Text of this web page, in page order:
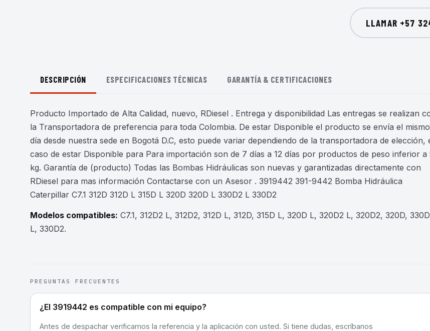
LLAMAR +57
DESCRIPCIÓN ESPECIFICACIONES TÉCNICAS GARANTÍA & CERTIFICACIONES
Producto Importado de Alta Calidad, nuevo, RDiesel . Entrega y disponibilidad Las entregas se realizan
la Transportadora de preferencia para toda Colombia. De estar Disponible el producto se envía el mismo
día desde nuestra sede en Bogotá D.C, esto puede variar dependiendo de la transportadora de elección,
caso de estar Disponible para Para importación son de 7 días a 12 días por productos de peso inferior a
kg. Garantía de (producto) Todas las Bombas Hidráulicas son nuevas y garantizadas directamente con
RDiesel para mas información Contactarse con un Asesor . 3919442 391-9442 Bomba Hidráulica
Caterpillar C7.1 312D 312D L 315D L 320D 320D L 330D2 L 330D2
Modelos compatibles: C7.1, 312D2 L, 312D2, 312D L, 312D, 315D L, 320D L, 320D2 L, 320D2, 320D,
L, 330D2.
PREGUNTAS FRECUENTES
¿El 3919442 es compatible con mi equipo?
Antes de despachar verificamos la referencia y la aplicación con usted. Si tiene dudas, escríbanos